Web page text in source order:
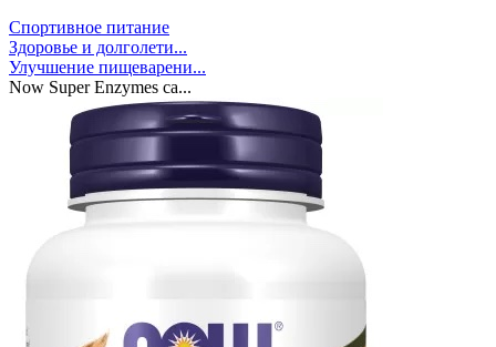
Спортивное питание
Здоровье и долголети...
Улучшение пищеварени...
Now Super Enzymes ca...